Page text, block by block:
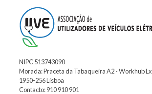
NIPC 513743090
Morada: Praceta da Tabaqueira A2 - Workhub Lx
1950-256 Lisboa
Contacto: 910 910 901